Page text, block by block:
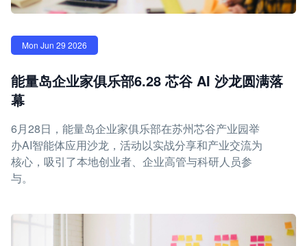
Mon Jun 29 2026
能量岛企业家俱乐部6.28 芯谷 AI 沙龙圆满落
幕
6月28日，能量岛企业家俱乐部在苏州芯谷产业园举
办AI智能体应用沙龙，活动以实战分享和产业交流为
核心，吸引了本地创业者、企业高管与科研人员参
与。